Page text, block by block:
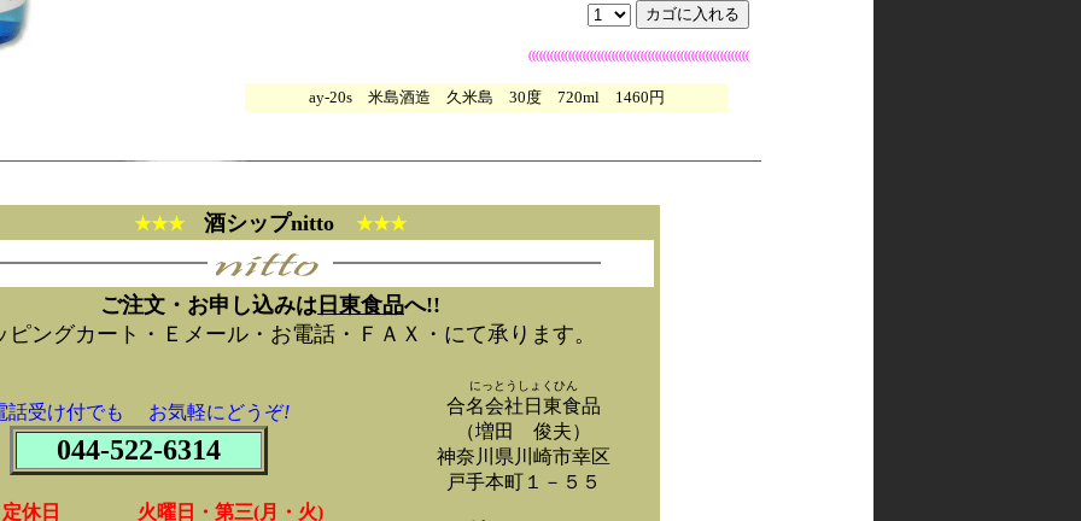
(((((((((((((((((((((((((((((((((((((((((((((((((((((((((((((
ay-20s 米島酒造 久米島 30度 720ml 1460円
★★★ 酒シップnitto ★★★
ご注文・お申し込みは 日東食品へ!!
ピングカート・Ｅメール・お電話・ＦＡＸ・にて承ります。
話受け付でも お気軽にどうぞ!
044-522-6314
定休日 火曜日・第三(月・火)
にっとうしょくひん
合名会社日東食品
（増田 俊夫）
神奈川県川崎市幸区
戸手本町１－５５